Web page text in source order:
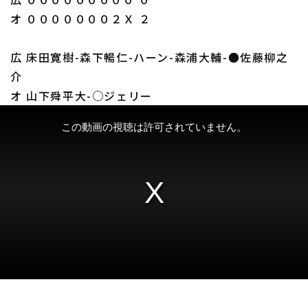
オ ０００００００２Ｘ ２
広 床田寛樹-森下暢仁-ハーン-森浦大輔-●佐藤柳之
介
オ 山下舜平大-○ジェリー